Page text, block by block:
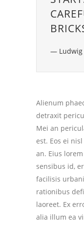
— Ludwig
Alienum
detraxit
Mei an
est. Eos ei
an. Eius
sensibus id,
facilisis
rationibus
laoreet. Ex
alia illum ea